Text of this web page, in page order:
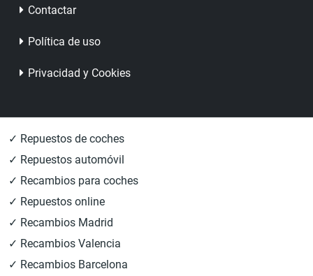
Contactar
Política de uso
Privacidad y Cookies
✓ Repuestos de coches
✓ Repuestos automóvil
✓ Recambios para coches
✓ Repuestos online
✓ Recambios Madrid
✓ Recambios Valencia
✓ Recambios Barcelona